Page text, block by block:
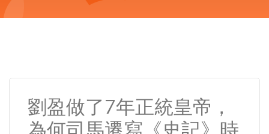
劉盈做了7年正統皇帝，